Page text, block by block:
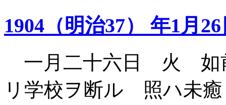
1904（明治37） 年1月
一月二十六日 火 如
リ学校ヲ断ル 照ハ未